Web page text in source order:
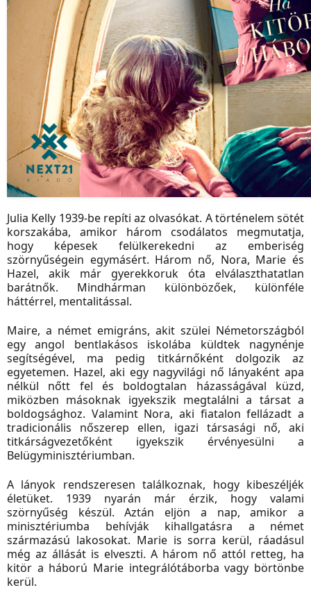
Julia Kelly 1939-be repíti az olvasókat. A történelem sötét
korszakába, amikor három csodálatos megmutatja,
hogy képesek felülkerekedni az emberiség
szörnyűségein egymásért. Három nő, Nora, Marie és
Hazel, akik már gyerekkoruk óta elválaszthatatlan
barátnők. Mindhárman különbözőek, különféle
háttérrel, mentalitással.
Maire, a német emigráns, akit szülei Németországból
egy angol bentlakásos iskolába küldtek nagynénje
segítségével, ma pedig titkárnőként dolgozik az
egyetemen. Hazel, aki egy nagyvilági nő lányaként apa
nélkül nőtt fel és boldogtalan házasságával küzd,
miközben másoknak igyekszik megtalálni a társat a
boldogsághoz. Valamint Nora, aki fiatalon fellázadt a
tradicionális nőszerep ellen, igazi társasági nő, aki
titkárságvezetőként igyekszik érvényesülni a
Belügyminisztériumban.
A lányok rendszeresen találkoznak, hogy kibeszéljék
életüket. 1939 nyarán már érzik, hogy valami
szörnyűség készül. Aztán eljön a nap, amikor a
minisztériumba behívják kihallgatásra a német
származású lakosokat. Marie is sorra kerül, ráadásul
még az állását is elveszti. A három nő attól retteg, ha
kitör a háború Marie integrálótáborba vagy börtönbe
kerül.